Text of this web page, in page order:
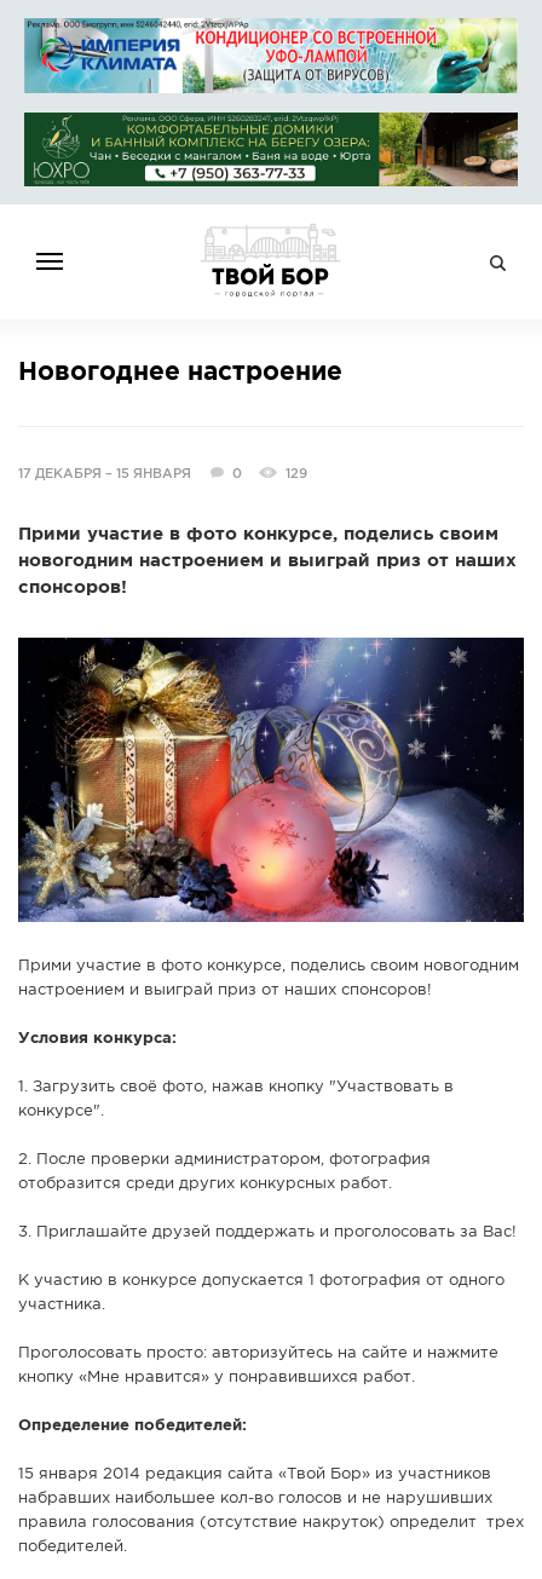
НОВОСТИ
АФИША
СПРАВКА
КОНКУРСЫ
СТАТЬИ
ГОЛОСОВАНИЯ
ПРЕДЛОЖИТЬ НОВОСТЬ
ФОТО
Новогоднее настроение
17 ДЕКАБРЯ – 15 ЯНВАРЯ 0 129
Прими участие в фото конкурсе, поделись своим
новогодним настроением и выиграй приз от наших
спонсоров!
Прими участие в фото конкурсе, поделись своим новогодним
настроением и выиграй приз от наших спонсоров!
Условия конкурса:
1. Загрузить своё фото, нажав кнопку "Участвовать в
конкурсе".
2. После проверки администратором, фотография
отобразится среди других конкурсных работ.
3. Приглашайте друзей поддержать и проголосовать за Вас!
К участию в конкурсе допускается 1 фотография от одного
участника.
Проголосовать просто: авторизуйтесь на сайте и нажмите
кнопку «Мне нравится» у понравившихся работ.
Определение победителей:
15 января 2014 редакция сайта «Твой Бор» из участников
набравших наибольшее кол-во голосов и не нарушивших
правила голосования (отсутствие накруток) определит трех
победителей.